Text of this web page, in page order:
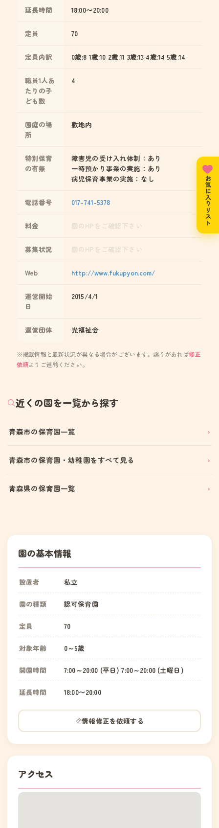
延長時間 18:00〜20:00
定員 70
定員内訳 0歳:8 1歳:10 2歳:11 3歳:13 4歳:14 5歳:14
職員1人あ
たりの子
ども数
4
園庭の場
所
敷地内
特別保育
の有無
障害児の受け入れ体制：あり
一時預かり事業の実施：あり
病児保育事業の実施：なし
電話番号 017-741-5378
料金
募集状況
Web http://www.fukupyon.com/
運営開始
日
2015/4/1
運営団体 光福祉会
※掲載情報と最新状況が異なる場合がございます。誤りがあれば修正
依頼よりご連絡ください。
近くの園を一覧から探す
青森市の保育園一覧
青森市の保育園・幼稚園をすべて見る
青森県の保育園一覧
園の基本情報
設置者 私立
園の種類 認可保育園
定員 70
対象年齢 0～5歳
開園時間 7:00～20:00 (平日) 7:00～20:00 (土曜日)
延長時間 18:00〜20:00
情報修正を依頼する
アクセス
お気に入りリスト